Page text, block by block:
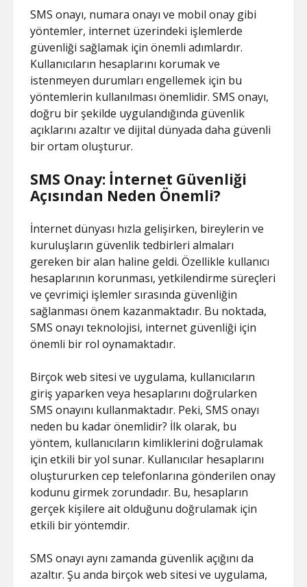
SMS onayı, numara onayı ve mobil onay gibi
yöntemler, internet üzerindeki işlemlerde
güvenliği sağlamak için önemli adımlardır.
Kullanıcıların hesaplarını korumak ve
istenmeyen durumları engellemek için bu
yöntemlerin kullanılması önemlidir. SMS onayı,
doğru bir şekilde uygulandığında güvenlik
açıklarını azaltır ve dijital dünyada daha güvenli
bir ortam oluşturur.
SMS Onay: İnternet Güvenliği
Açısından Neden Önemli?
İnternet dünyası hızla gelişirken, bireylerin ve
kuruluşların güvenlik tedbirleri almaları
gereken bir alan haline geldi. Özellikle kullanıcı
hesaplarının korunması, yetkilendirme süreçleri
ve çevrimiçi işlemler sırasında güvenliğin
sağlanması önem kazanmaktadır. Bu noktada,
SMS onayı teknolojisi, internet güvenliği için
önemli bir rol oynamaktadır.
Birçok web sitesi ve uygulama, kullanıcıların
giriş yaparken veya hesaplarını doğrularken
SMS onayını kullanmaktadır. Peki, SMS onayı
neden bu kadar önemlidir? İlk olarak, bu
yöntem, kullanıcıların kimliklerini doğrulamak
için etkili bir yol sunar. Kullanıcılar hesaplarını
oluştururken cep telefonlarına gönderilen onay
kodunu girmek zorundadır. Bu, hesapların
gerçek kişilere ait olduğunu doğrulamak için
etkili bir yöntemdir.
SMS onayı aynı zamanda güvenlik açığını da
azaltır. Şu anda birçok web sitesi ve uygulama,